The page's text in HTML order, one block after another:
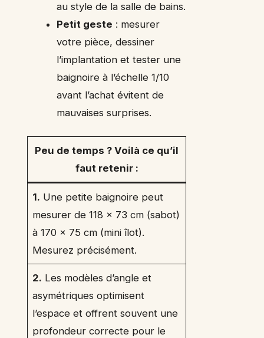
au style de la salle de bains.
Petit geste : mesurer
votre pièce, dessiner
l’implantation et tester une
baignoire à l’échelle 1/10
avant l’achat évitent de
mauvaises surprises.
Peu de temps ? Voilà ce qu’il
faut retenir :
1. Une petite baignoire peut
mesurer de 118 x 73 cm (sabot)
à 170 x 75 cm (mini îlot).
Mesurez précisément.
2. Les modèles d’angle et
asymétriques optimisent
l’espace et offrent souvent une
profondeur correcte pour le